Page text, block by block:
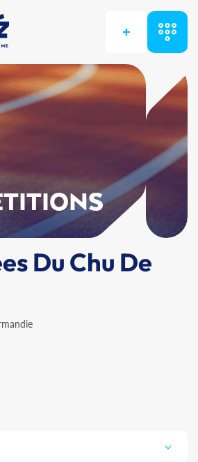
+
Du Chu De